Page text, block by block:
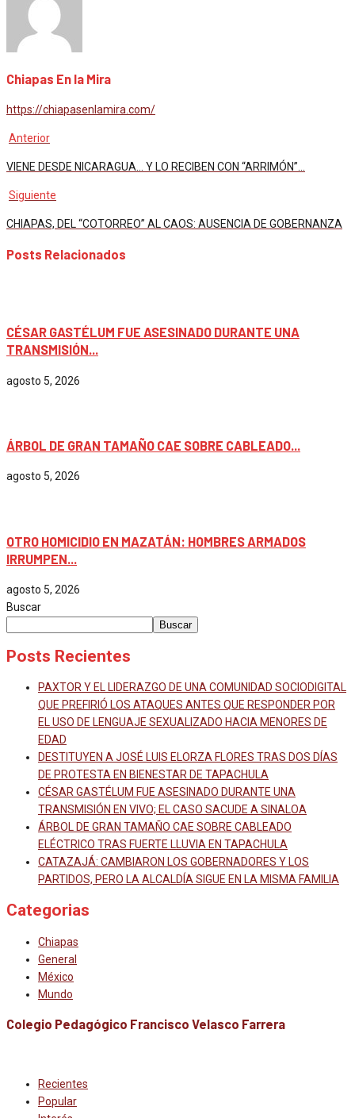
Chiapas En la Mira
https://chiapasenlamira.com/
Anterior
VIENE DESDE NICARAGUA… Y LO RECIBEN CON “ARRIMÓN”…
Siguiente
CHIAPAS, DEL “COTORREO” AL CAOS: AUSENCIA DE GOBERNANZA
Posts Relacionados
CÉSAR GASTÉLUM FUE ASESINADO DURANTE UNA
TRANSMISIÓN...
agosto 5, 2026
ÁRBOL DE GRAN TAMAÑO CAE SOBRE CABLEADO...
agosto 5, 2026
OTRO HOMICIDIO EN MAZATÁN: HOMBRES ARMADOS
IRRUMPEN...
agosto 5, 2026
Buscar
Buscar
Posts Recientes
PAXTOR Y EL LIDERAZGO DE UNA COMUNIDAD SOCIODIGITAL
QUE PREFIRIÓ LOS ATAQUES ANTES QUE RESPONDER POR
EL USO DE LENGUAJE SEXUALIZADO HACIA MENORES DE
EDAD
DESTITUYEN A JOSÉ LUIS ELORZA FLORES TRAS DOS DÍAS
DE PROTESTA EN BIENESTAR DE TAPACHULA
CÉSAR GASTÉLUM FUE ASESINADO DURANTE UNA
TRANSMISIÓN EN VIVO; EL CASO SACUDE A SINALOA
ÁRBOL DE GRAN TAMAÑO CAE SOBRE CABLEADO
ELÉCTRICO TRAS FUERTE LLUVIA EN TAPACHULA
CATAZAJÁ: CAMBIARON LOS GOBERNADORES Y LOS
PARTIDOS, PERO LA ALCALDÍA SIGUE EN LA MISMA FAMILIA
Categorias
Chiapas
General
México
Mundo
Colegio Pedagógico Francisco Velasco Farrera
Recientes
Popular